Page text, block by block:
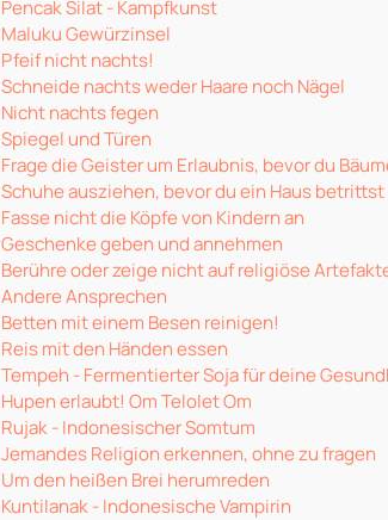
Pencak Silat - Kampfkunst
Maluku Gewürzinsel
Pfeif nicht nachts!
Schneide nachts weder Haare noch Nägel
Nicht nachts fegen
Spiegel und Türen
Frage die Geister um Erlaubnis, bevor du
Schuhe ausziehen, bevor du ein Haus betrittst
Fasse nicht die Köpfe von Kindern an
Geschenke geben und annehmen
Berühre oder zeige nicht auf religiöse
Andere Ansprechen
Betten mit einem Besen reinigen!
Reis mit den Händen essen
Tempeh - Fermentierter Soja für deine
Hupen erlaubt! Om Telolet Om
Rujak - Indonesischer Somtum
Jemandes Religion erkennen, ohne zu fragen
Um den heißen Brei herumreden
Kuntilanak - Indonesische Vampirin